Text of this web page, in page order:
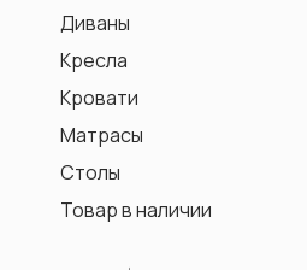
Кресла
Кровати
Диваны
Столы
Матрасы
Товар в наличии